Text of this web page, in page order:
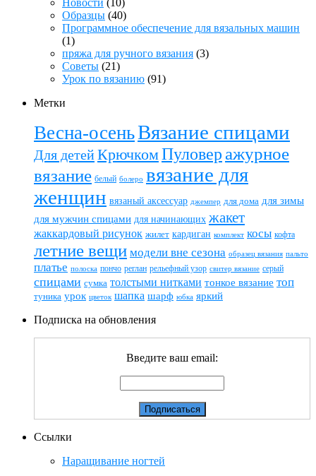
Образцы (40)
Программное обеспечение для вязальных машин
(1)
пряжа для ручного вязания (3)
Советы (21)
Урок по вязанию (91)
Метки
Весна-осеньВязание спицами
Для детейКрючкомПуловер ажурное
вязание белый болеро вязание для
женщин вязаный аксессуар джемпер для дома для зимы
для мужчин спицами для начинающих жакет
жаккардовый рисунок жилет кардиган комплект косы кофта
летние вещи модели вне сезона образец вязания пальто
платье полоска пончо реглан рельефный узор свитер вязание серый
спицами сумка толстыми нитками тонкое вязание топ
туника урок цветок шапка шарф юбка яркий
Подписка на обновления
Введите ваш email:
Ссылки
Наращивание ногтей